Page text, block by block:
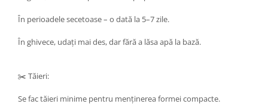
În perioadele secetoase – o dată la 5–7 zile.
În ghivece, udați mai des, dar fără a lăsa apă la bază.
✂️ Tăieri:
Se fac tăieri minime pentru menținerea formei compacte.